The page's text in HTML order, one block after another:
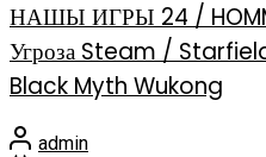
НАШЫ ИГРЫ 24 / HOMM
Угроза Steam /
Black Myth Wukong
admin